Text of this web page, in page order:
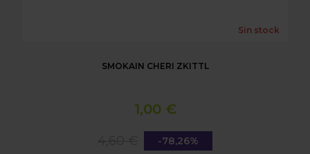
Sin stock
SMOKAIN CHERI ZKITTL
1,00 €
-78,26%